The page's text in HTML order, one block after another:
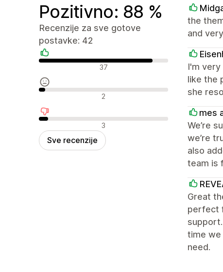
Pozitivno: 88 %
Recenzije za sve gotove
postavke: 42
Pozitivne recenzije
37
Neutralne recenzije
2
Negativne recenzije
3
Sve recenzije
the
and
I'm
like the
she
mes
We’re
we’re
also
team is
Great
perfect
time we
need.